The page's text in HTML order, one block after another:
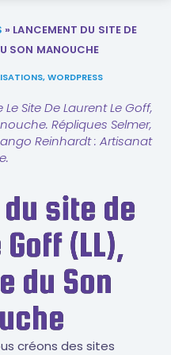
» LANCEMENT DU SITE DE
SON MANOUCHE
,WORDPRESS
Site De Laurent Le Goff,
Répliques Selmer,
Reinhardt : Artisanat
site de
(LL),
du Son
créons des sites